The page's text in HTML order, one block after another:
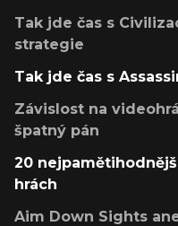
Tak jde čas s
strategie
Tak jde čas s
Závislost na
špatný pán
20
hrách
Aim Down Sights